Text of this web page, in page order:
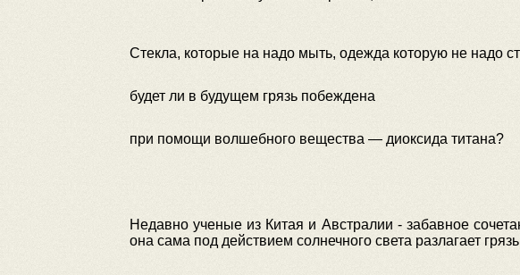
Стекла, которые на надо мыть, одежда которую не надо
будет ли в будущем грязь побеждена
при помощи волшебного вещества — диоксида титана?
Недавно ученые из Китая и Австралии - забавное
она сама под действием солнечного света разлагает